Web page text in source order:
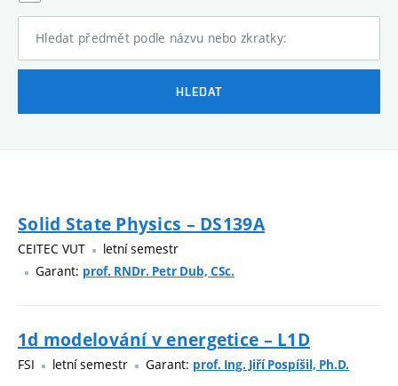
Hledat předmět podle názvu nebo zkratky:
HLEDAT
Solid State Physics – DS139A
CEITEC VUT
letní semestr
Garant: prof. RNDr. Petr Dub, CSc.
1d modelování v energetice – L1D
FSI letní semestr Garant: prof. Ing. Jiří Pospíšil, Ph.D.